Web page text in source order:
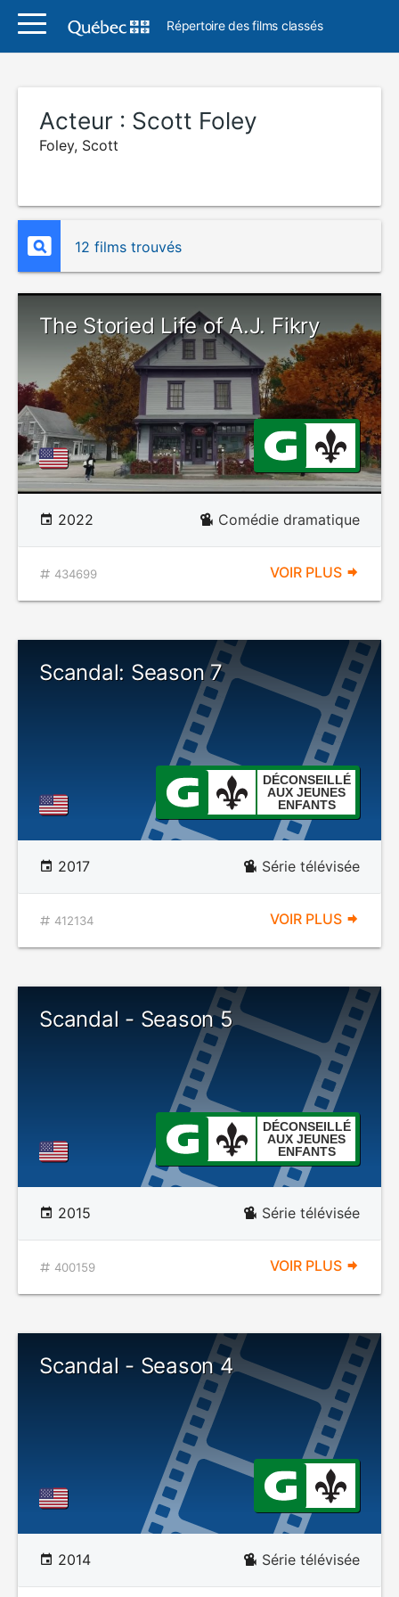
Répertoire des films classés
Acteur : Scott Foley
Foley, Scott
12 films trouvés
The Storied Life of A.J. Fikry
2022 Comédie dramatique
434699 VOIR PLUS
Scandal: Season 7
DÉCONSEILLÉ
AUX JEUNES
ENFANTS
2017 Série télévisée
412134 VOIR PLUS
Scandal - Season 5
DÉCONSEILLÉ
AUX JEUNES
ENFANTS
2015 Série télévisée
400159 VOIR PLUS
Scandal - Season 4
2014 Série télévisée